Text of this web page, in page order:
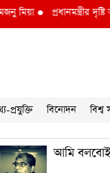
●প্রধানমন্ত্রীর দৃষ্টি
প্রযুক্তি বিনোদন বিশ্ব
আমি